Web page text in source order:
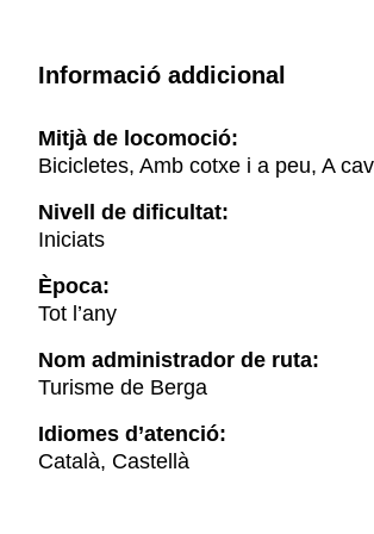
Informació addicional
Mitjà de locomoció:
Bicicletes, Amb cotxe i a peu, A
Nivell de dificultat:
Iniciats
Època:
Tot l’any
Nom administrador de ruta:
Turisme de Berga
Idiomes d’atenció:
Català, Castellà